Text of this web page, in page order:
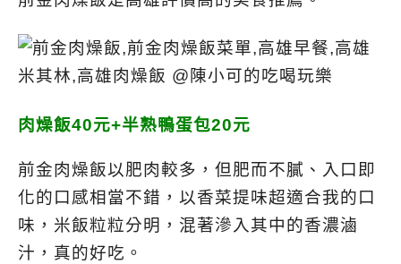
肉燥飯40元+半熟鴨蛋包20元
前金肉燥飯以肥肉較多，但肥而不膩、入口即
化的口感相當不錯，以香菜提味超適合我的口
味，米飯粒粒分明，混著滲入其中的香濃滷
汁，真的好吃。